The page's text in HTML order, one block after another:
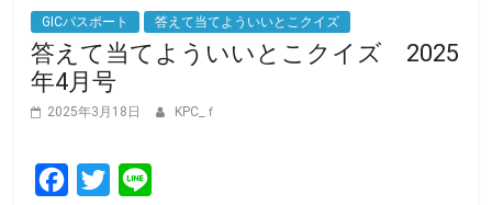
GICパスポート 答えて当てよういいとこクイズ
答えて当てよういいとこクイズ 2025
年4月号
2025年3月18日 KPC_ｆ
T